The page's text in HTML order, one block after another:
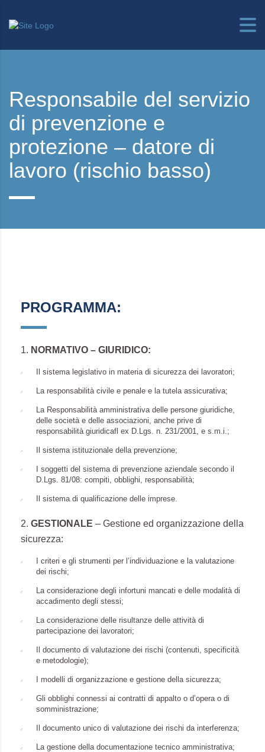
Responsabile del servizio
di prevenzione e
protezione – datore di
lavoro (rischio basso)
PROGRAMMA:
1. NORMATIVO – GIURIDICO:
Il sistema legislativo in materia di sicurezza dei lavoratori;
La responsabilità civile e penale e la tutela assicurativa;
La Responsabilità amministrativa delle persone giuridiche,
delle società e delle associazioni, anche prive di
responsabilità giuridicafl ex D.Lgs. n. 231/2001, e s.m.i.;
Il sistema istituzionale della prevenzione;
I soggetti del sistema di prevenzione aziendale secondo il
D.Lgs. 81/08: compiti, obblighi, responsabilità;
Il sistema di qualificazione delle imprese.
2. GESTIONALE – Gestione ed organizzazione della
sicurezza:
I criteri e gli strumenti per l’individuazione e la valutazione
dei rischi;
La considerazione degli infortuni mancati e delle modalità di
accadimento degli stessi;
La considerazione delle risultanze delle attività di
partecipazione dei lavoratori;
Il documento di valutazione dei rischi (contenuti, specificità
e metodologie);
I modelli di organizzazione e gestione della sicurezza;
Gli obblighi connessi ai contratti di appalto o d’opera o di
somministrazione;
Il documento unico di valutazione dei rischi da interferenza;
La gestione della documentazione tecnico amministrativa;